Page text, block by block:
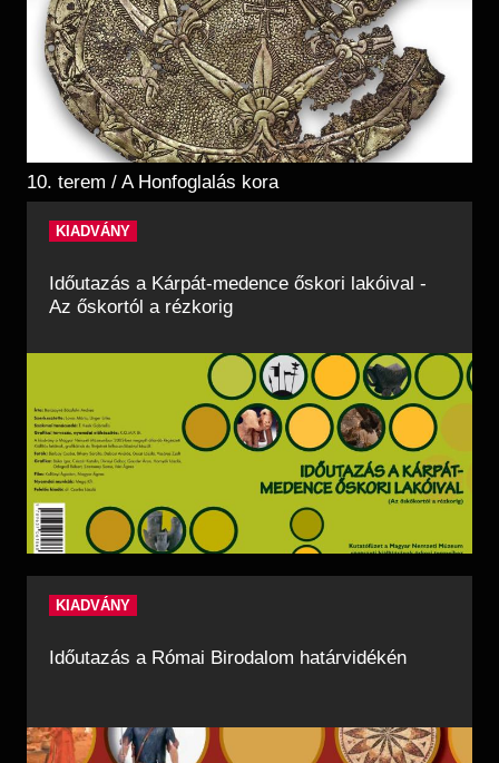
10. terem / A Honfoglalás kora
KIADVÁNY
Időutazás a Kárpát-medence őskori lakóival -
Az őskortól a rézkorig
KIADVÁNY
Időutazás a Római Birodalom határvidékén